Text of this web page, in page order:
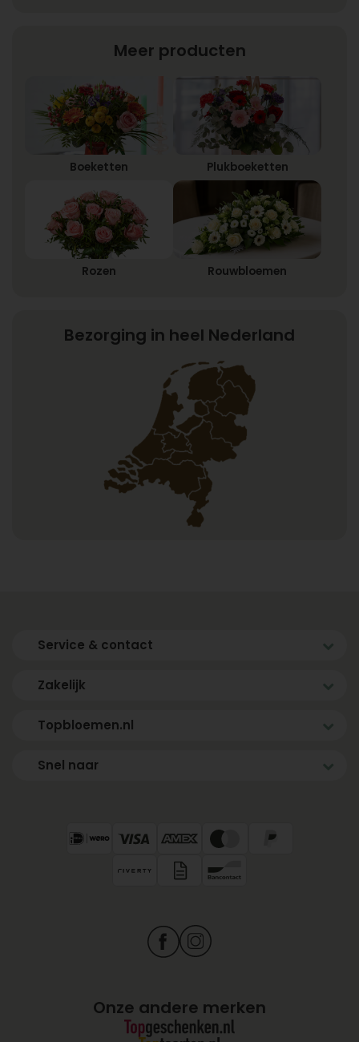
Meer producten
Boeketten Plukboeketten
Rozen Rouwbloemen
Bezorging in heel Nederland
Service & contact
Zakelijk
Topbloemen.nl
Snel naar
Onze andere merken